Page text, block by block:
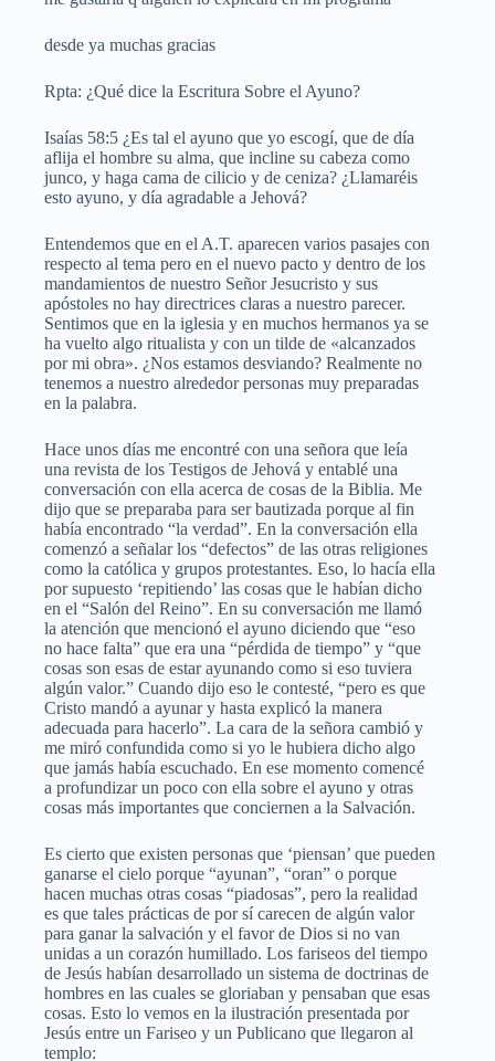
desde ya muchas gracias
Rpta: ¿Qué dice la Escritura Sobre el Ayuno?
Isaías 58:5 ¿Es tal el ayuno que yo escogí, que de día
aflija el hombre su alma, que incline su cabeza como
junco, y haga cama de cilicio y de ceniza? ¿Llamaréis
esto ayuno, y día agradable a Jehová?
Entendemos que en el A.T. aparecen varios pasajes con
respecto al tema pero en el nuevo pacto y dentro de los
mandamientos de nuestro Señor Jesucristo y sus
apóstoles no hay directrices claras a nuestro parecer.
Sentimos que en la iglesia y en muchos hermanos ya se
ha vuelto algo ritualista y con un tilde de «alcanzados
por mi obra». ¿Nos estamos desviando? Realmente no
tenemos a nuestro alrededor personas muy preparadas
en la palabra.
Hace unos días me encontré con una señora que leía
una revista de los Testigos de Jehová y entablé una
conversación con ella acerca de cosas de la Biblia. Me
dijo que se preparaba para ser bautizada porque al fin
había encontrado “la verdad”. En la conversación ella
comenzó a señalar los “defectos” de las otras religiones
como la católica y grupos protestantes. Eso, lo hacía ella
por supuesto ‘repitiendo’ las cosas que le habían dicho
en el “Salón del Reino”. En su conversación me llamó
la atención que mencionó el ayuno diciendo que “eso
no hace falta” que era una “pérdida de tiempo” y “que
cosas son esas de estar ayunando como si eso tuviera
algún valor.” Cuando dijo eso le contesté, “pero es que
Cristo mandó a ayunar y hasta explicó la manera
adecuada para hacerlo”. La cara de la señora cambió y
me miró confundida como si yo le hubiera dicho algo
que jamás había escuchado. En ese momento comencé
a profundizar un poco con ella sobre el ayuno y otras
cosas más importantes que conciernen a la Salvación.
Es cierto que existen personas que ‘piensan’ que pueden
ganarse el cielo porque “ayunan”, “oran” o porque
hacen muchas otras cosas “piadosas”, pero la realidad
es que tales prácticas de por sí carecen de algún valor
para ganar la salvación y el favor de Dios si no van
unidas a un corazón humillado. Los fariseos del tiempo
de Jesús habían desarrollado un sistema de doctrinas de
hombres en las cuales se gloriaban y pensaban que esas
cosas. Esto lo vemos en la ilustración presentada por
Jesús entre un Fariseo y un Publicano que llegaron al
templo: